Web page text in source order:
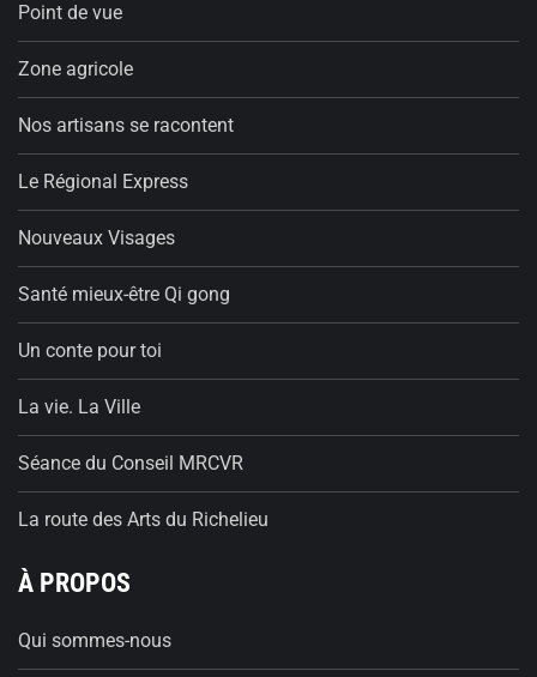
Point de vue
Zone agricole
Nos artisans se racontent
Le Régional Express
Nouveaux Visages
Santé mieux-être Qi gong
Un conte pour toi
La vie. La Ville
Séance du Conseil MRCVR
La route des Arts du Richelieu
À PROPOS
Qui sommes-nous